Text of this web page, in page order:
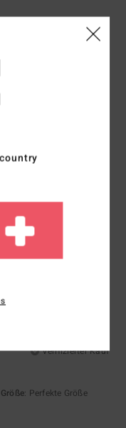
Größe
Verifizierter Kauf
Größe: Perfekte Größe